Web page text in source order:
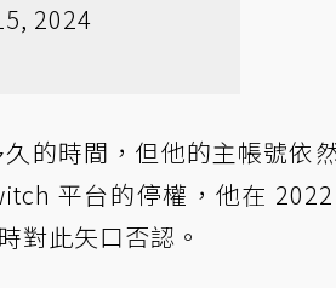
2024
的時間，但他的主帳號依
平台的停權，他在 2022
對此矢口否認。